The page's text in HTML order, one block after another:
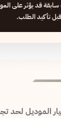
قد يؤثر على
تأكيد الطلب.
الموديل لحد